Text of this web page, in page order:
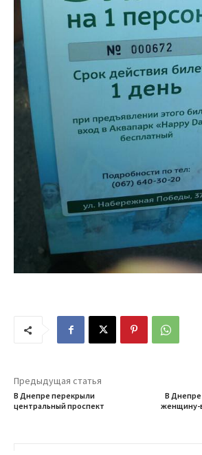
Предыдущая статья
В Днепре перекрыли
центральный проспект
В
женщину-